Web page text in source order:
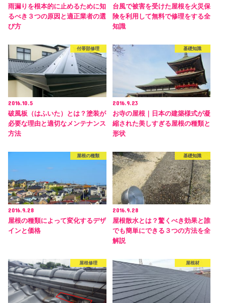
雨漏りを根本的に止めるために知
るべき３つの原因と適正業者の選
び方
台風で被害を受けた屋根を火災保
険を利用して無料で修理をする全
知識
付帯部修理
2016.10.5
破風板（はふいた）とは？塗装が
必要な理由と適切なメンテナンス
方法
基礎知識
2016.9.23
お寺の屋根｜日本の建築様式が凝
縮された美しすぎる屋根の種類と
形状
屋根の種類
2016.9.28
屋根の種類によって変化するデザ
インと価格
基礎知識
2016.9.28
屋根散水とは？驚くべき効果と誰
でも簡単にできる３つの方法を全
解説
屋根修理 屋根材